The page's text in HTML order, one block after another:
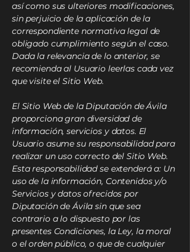
así como sus ulteriores modificaciones,
sin perjuicio de la aplicación de la
correspondiente normativa legal de
obligado cumplimiento según el caso.
Dada la relevancia de lo anterior, se
recomienda al Usuario leerlas cada vez
que visite el Sitio Web.
El Sitio Web de la Diputación de Ávila
proporciona gran diversidad de
información, servicios y datos. El
Usuario asume su responsabilidad para
realizar un uso correcto del Sitio Web.
Esta responsabilidad se extenderá a: Un
uso de la información, Contenidos y/o
Servicios y datos ofrecidos por
Diputación de Ávila sin que sea
contrario a lo dispuesto por las
presentes Condiciones, la Ley, la moral
o el orden público, o que de cualquier